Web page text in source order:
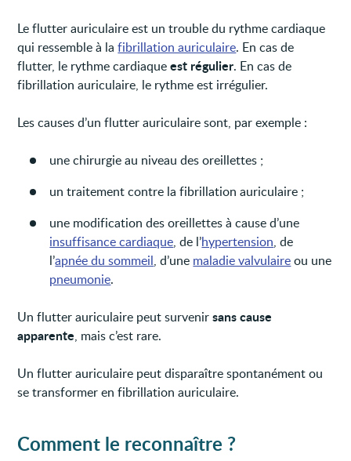
Le flutter auriculaire est un trouble du rythme cardiaque
qui ressemble à lafibrillation auriculaire. En cas de
flutter, le rythme cardiaqueest régulier. En cas de
fibrillation auriculaire, le rythme est irrégulier.
Les causes d’un flutter auriculaire sont, par exemple :
une chirurgie au niveau des oreillettes ;
un traitement contre la fibrillation auriculaire ;
une modification des oreillettes à cause d’une
insuffisance cardiaque, de l’hypertension, de
l’apnée du sommeil, d’une maladie valvulaireou une
pneumonie.
Un flutter auriculaire peut survenirsans cause
apparente, mais c’est rare.
Un flutter auriculaire peut disparaître spontanément ou
se transformer en fibrillation auriculaire.
Comment le reconnaître ?